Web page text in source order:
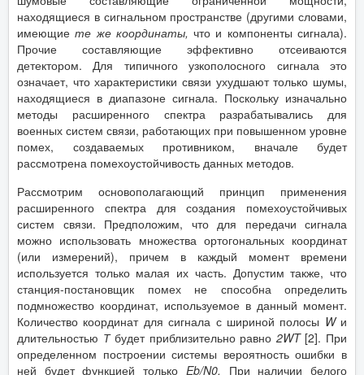
находящиеся в сигнальном пространстве (другими словами,
имеющиете же координаты,что и компоненты сигнала).
Прочие составляющие эффективно отсеиваются
детектором. Для типичного узкополосного сигнала это
означает, что характеристики связи ухудшают только шумы,
находящиеся в диапазоне сигнала. Поскольку изначально
методы расширенного спектра разрабатывались для
военных систем связи, работающих при повышенном уровне
помех, создаваемых противником, вначале будет
рассмотрена помехоустойчивость данных методов.
Рассмотрим основополагающий принцип применения
расширенного спектра для создания помехоустойчивых
систем связи. Предположим, что для передачи сигнала
можно использовать множества ортогональных координат
(или измерений), причем в каждый момент времени
используется только малая их часть. Допустим также, что
станция-постановщик помех не способна определить
подмножество координат, используемое в данный момент.
Количество координат для сигнала с шириной полосы Wи
длительностью Тбудет приблизительно равно 2WT[2]. При
определенном построении системы вероятность ошибки в
ней будет функцией только Eb/N0. При наличии белого